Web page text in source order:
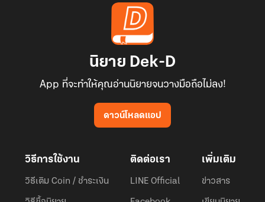
นิยาย Dek-D
App ที่จะทำให้คุณอ่านนิยายจนวางมือถือไม่ลง!
ดาวน์โหลดแอป
วิธีการใช้งาน
วิธีเติม Coin / ชำระเงิน
ติดต่อเรา
LINE Official
เพิ่มเติม
ข่าวสาร